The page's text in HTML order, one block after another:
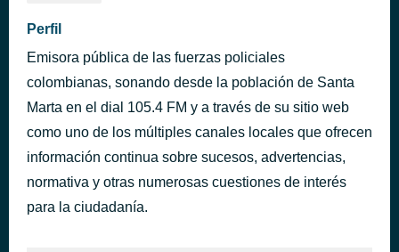
Perfil
Emisora pública de las fuerzas policiales
colombianas, sonando desde la población de Santa
Marta en el dial 105.4 FM y a través de su sitio web
como uno de los múltiples canales locales que ofrecen
información continua sobre sucesos, advertencias,
normativa y otras numerosas cuestiones de interés
para la ciudadanía.